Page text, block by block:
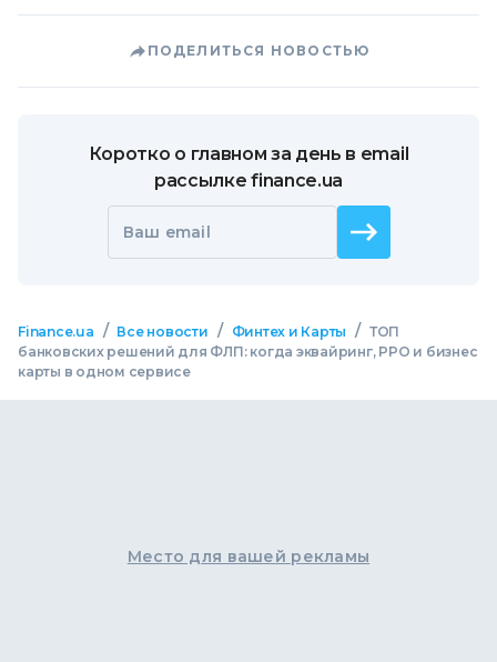
ПОДЕЛИТЬСЯ НОВОСТЬЮ
Коротко о главном за день в email
рассылке finance.ua
Ваш email
Finance.ua / Все новости / Финтех и Карты / ТОП
банковских решений для ФЛП: когда эквайринг, РРО и бизнес
карты в одном сервисе
Место для вашей рекламы